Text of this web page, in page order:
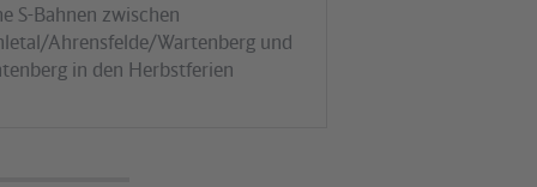
S-Bahnen zwischen
Ahrensfelde/Wartenberg und
in den Herbstferien